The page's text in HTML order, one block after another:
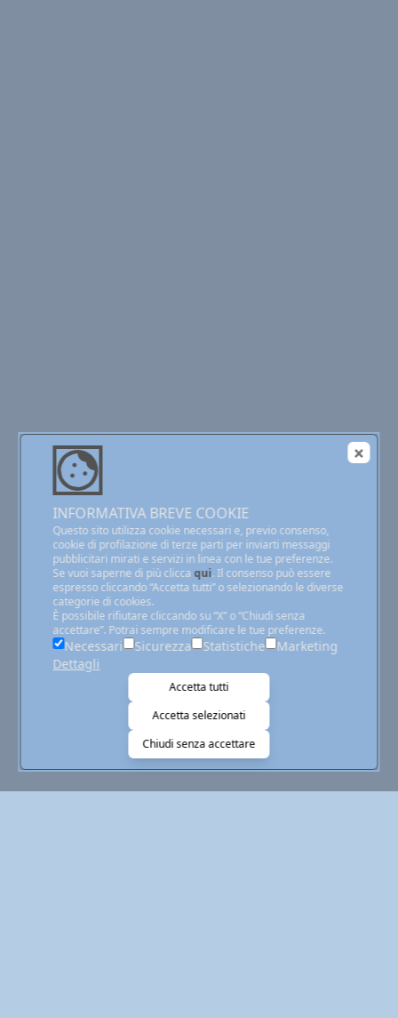
INFORMATIVA BREVE COOKIE
Questo sito utilizza cookie necessari e, previo consenso,
cookie di profilazione di terze parti per inviarti messaggi
pubblicitari mirati e servizi in linea con le tue preferenze.
Se vuoi saperne di più cliccaqui. Il consenso può essere
espresso cliccando “Accetta tutti” o selezionando le diverse
categorie di cookies.
È possibile rifiutare cliccando su “X” o “Chiudi senza
accettare”. Potrai sempre modificare le tue preferenze.
Necessari Sicurezza Statistiche
Marketing
Dettagli
Accetta tutti
Accetta selezionati
Chiudi senza accettare